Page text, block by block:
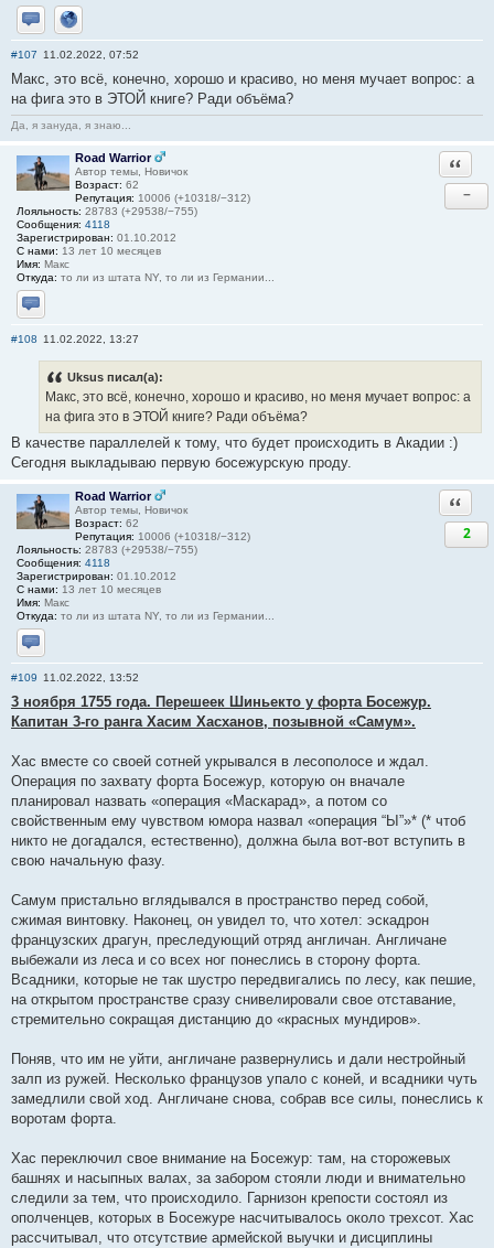
Отправить личное сообщение
Сайт
#107 11.02.2022, 07:52
Макс, это всё, конечно, хорошо и красиво, но меня мучает вопрос: а
на фига это в ЭТОЙ книге? Ради объёма?
Да, я зануда, я знаю...
Road Warrior
Автор темы, Новичок
Возраст: 62
Репутация: 10006 (+10318/−312)
Лояльность: 28783 (+29538/−755)
Сообщения: 4118
Зарегистрирован: 01.10.2012
С нами: 13 лет 10 месяцев
Имя: Макс
Откуда: то ли из штата NY, то ли из Германии...
Отправить личное сообщение
−
#108 11.02.2022, 13:27
Uksus писал(а):
Макс, это всё, конечно, хорошо и красиво, но меня мучает вопрос: а
на фига это в ЭТОЙ книге? Ради объёма?
В качестве параллелей к тому, что будет происходить в Акадии :)
Сегодня выкладываю первую босежурскую проду.
Road Warrior
Автор темы, Новичок
Возраст: 62
Репутация: 10006 (+10318/−312)
Лояльность: 28783 (+29538/−755)
Сообщения: 4118
Зарегистрирован: 01.10.2012
С нами: 13 лет 10 месяцев
Имя: Макс
Откуда: то ли из штата NY, то ли из Германии...
Отправить личное сообщение
2
#109 11.02.2022, 13:52
3 ноября 1755 года. Перешеек Шиньекто у форта Босежур.
Капитан 3-го ранга Хасим Хасханов, позывной «Самум».
Хас вместе со своей сотней укрывался в лесополосе и ждал.
Операция по захвату форта Босежур, которую он вначале
планировал назвать «операция «Маскарад», а потом со
свойственным ему чувством юмора назвал «операция “Ы”»* (* чтоб
никто не догадался, естественно), должна была вот-вот вступить в
свою начальную фазу.
Самум пристально вглядывался в пространство перед собой,
сжимая винтовку. Наконец, он увидел то, что хотел: эскадрон
французских драгун, преследующий отряд англичан. Англичане
выбежали из леса и со всех ног понеслись в сторону форта.
Всадники, которые не так шустро передвигались по лесу, как пешие,
на открытом пространстве сразу снивелировали свое отставание,
стремительно сокращая дистанцию до «красных мундиров».
Поняв, что им не уйти, англичане развернулись и дали нестройный
залп из ружей. Несколько французов упало с коней, и всадники чуть
замедлили свой ход. Англичане снова, собрав все силы, понеслись к
воротам форта.
Хас переключил свое внимание на Босежур: там, на сторожевых
башнях и насыпных валах, за забором стояли люди и внимательно
следили за тем, что происходило. Гарнизон крепости состоял из
ополченцев, которых в Босежуре насчитывалось около трехсот. Хас
рассчитывал, что отсутствие армейской выучки и дисциплины